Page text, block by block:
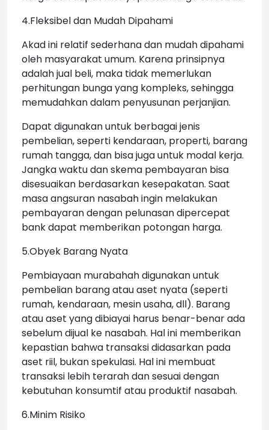
4.Fleksibel dan Mudah Dipahami
Akad ini relatif sederhana dan mudah dipahami
oleh masyarakat umum. Karena prinsipnya
adalah jual beli, maka tidak memerlukan
perhitungan bunga yang kompleks, sehingga
memudahkan dalam penyusunan perjanjian.
Dapat digunakan untuk berbagai jenis
pembelian, seperti kendaraan, properti, barang
rumah tangga, dan bisa juga untuk modal kerja.
Jangka waktu dan skema pembayaran bisa
disesuaikan berdasarkan kesepakatan. Saat
masa angsuran nasabah ingin melakukan
pembayaran dengan pelunasan dipercepat
bank dapat memberikan potongan harga.
5.Obyek Barang Nyata
Pembiayaan murabahah digunakan untuk
pembelian barang atau aset nyata (seperti
rumah, kendaraan, mesin usaha, dll). Barang
atau aset yang dibiayai harus benar-benar ada
sebelum dijual ke nasabah. Hal ini memberikan
kepastian bahwa transaksi didasarkan pada
aset riil, bukan spekulasi. Hal ini membuat
transaksi lebih terarah dan sesuai dengan
kebutuhan konsumtif atau produktif nasabah.
6.Minim Risiko